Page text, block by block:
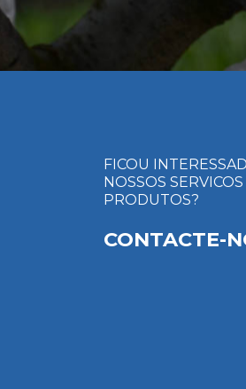
FICOU
NOSSOS
PRODUTOS?
CONTACTE-